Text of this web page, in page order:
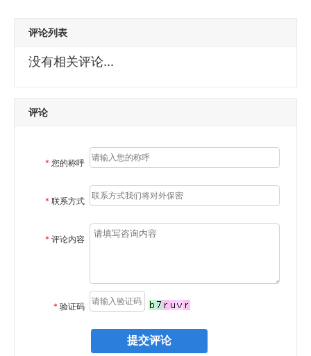
评论列表
没有相关评论...
评论
* 您的称呼
* 联系方式
* 评论内容
* 验证码